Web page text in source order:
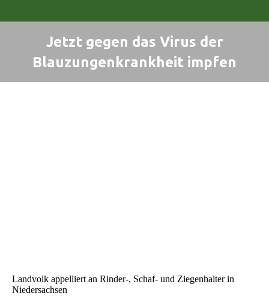
Jetzt gegen das Virus der
Blauzungenkrankheit impfen
Landvolk appelliert an Rinder-, Schaf- und Ziegenhalter in
Niedersachsen